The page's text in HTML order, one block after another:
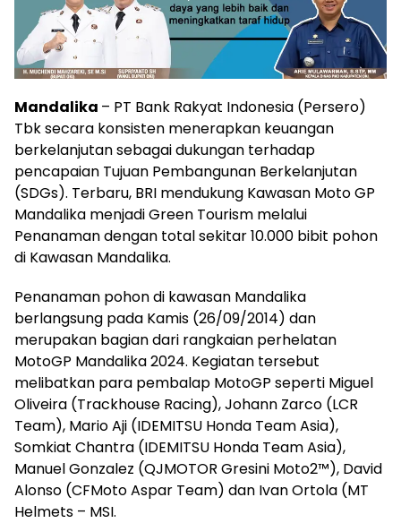
Mandalika – PT Bank Rakyat Indonesia (Persero)
Tbk secara konsisten menerapkan keuangan
berkelanjutan sebagai dukungan terhadap
pencapaian Tujuan Pembangunan Berkelanjutan
(SDGs). Terbaru, BRI mendukung Kawasan Moto GP
Mandalika menjadi Green Tourism melalui
Penanaman dengan total sekitar 10.000 bibit pohon
di Kawasan Mandalika.
Penanaman pohon di kawasan Mandalika
berlangsung pada Kamis (26/09/2014) dan
merupakan bagian dari rangkaian perhelatan
MotoGP Mandalika 2024. Kegiatan tersebut
melibatkan para pembalap MotoGP seperti Miguel
Oliveira (Trackhouse Racing), Johann Zarco (LCR
Team), Mario Aji (IDEMITSU Honda Team Asia),
Somkiat Chantra (IDEMITSU Honda Team Asia),
Manuel Gonzalez (QJMOTOR Gresini Moto2™️), David
Alonso (CFMoto Aspar Team) dan Ivan Ortola (MT
Helmets – MSI.